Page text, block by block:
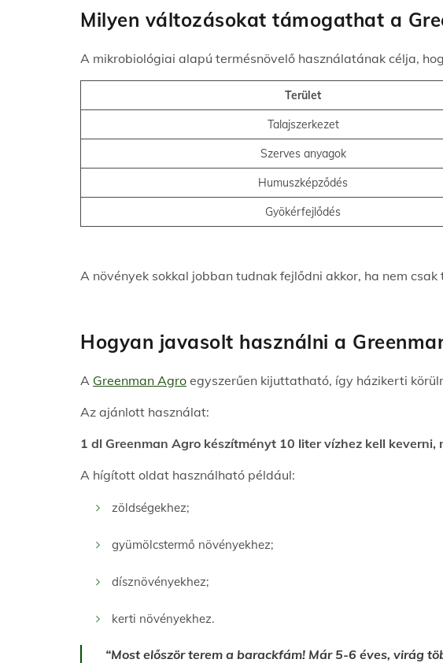
Milyen változásokat támogathat a
A mikrobiológiai alapú termésnövelő használatának célja,
Terület
Talajszerkezet
Szerves anyagok
Humuszképződés
Gyökérfejlődés
A növények sokkal jobban tudnak fejlődni akkor, ha nem
Hogyan javasolt használni a
A Greenman Agro egyszerűen kijuttatható, így házikerti
Az ajánlott használat:
1 dl Greenman Agro készítményt 10 liter vízhez kell
A hígított oldat használható például:
zöldségekhez;
gyümölcstermő növényekhez;
dísznövényekhez;
kerti növényekhez.
“Most először terem a barackfám! Már 5-6 éves, virág